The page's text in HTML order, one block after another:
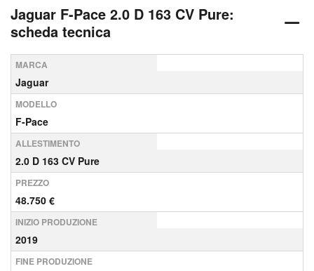
Jaguar F-Pace 2.0 D 163 CV Pure:
scheda tecnica
MARCA
Jaguar
MODELLO
F-Pace
ALLESTIMENTO
2.0 D 163 CV Pure
PREZZO
48.750 €
INIZIO PRODUZIONE
2019
FINE PRODUZIONE